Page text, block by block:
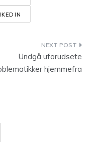
Undgå uforudsete
hjemmefra